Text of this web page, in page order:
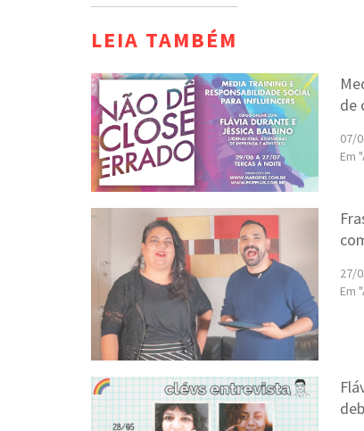
LEIA TAMBÉM
de
07/
Em
27/
Em